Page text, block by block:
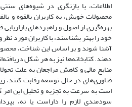
اطلاعات، با بازنگری در شیوه‌های
محصولات خویش، به کاربران بالقوه و
بهره‌گیری از اصول و راهبردهای
خود را بهتر بشناسند، با کاربران مورد نظر
آشنا شوند و بر اساس این شناخت،
دهند. کتابخانه‌ها نیز به هر شکل
منابع مالی و کاهش مراجعان به علت
فناوری‌های در حال توسعه رقابت کنند،
است به سرعت به تجزیه و تحلیل این امر
سودمندی لازم را داراست یا نه،